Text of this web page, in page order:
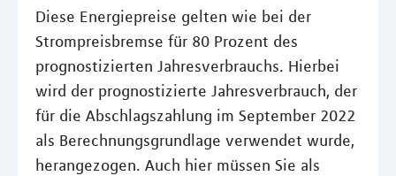
Diese Energiepreise gelten wie bei der
Strompreisbremse für 80 Prozent des
prognostizierten Jahresverbrauchs. Hierbei
wird der prognostizierte Jahresverbrauch, der
für die Abschlagszahlung im September 2022
als Berechnungsgrundlage verwendet wurde,
herangezogen. Auch hier müssen Sie als